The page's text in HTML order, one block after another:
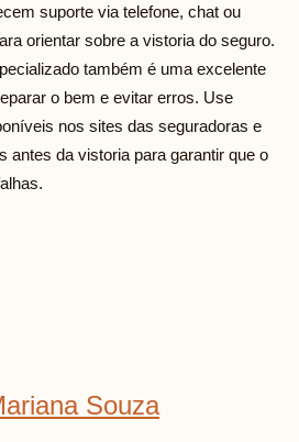
suporte via telefone, chat ou
orientar sobre a vistoria do seguro.
também é uma excelente
o bem e evitar erros. Use
nos sites das seguradoras e
antes da vistoria para garantir que o
Souza